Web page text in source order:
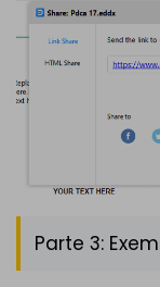
Parte 3: